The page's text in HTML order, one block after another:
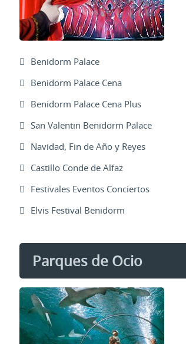
Benidorm Palace
Benidorm Palace Cena
Benidorm Palace Cena Plus
San Valentin Benidorm Palace
Navidad, Fin de Año y Reyes
Castillo Conde de Alfaz
Festivales Eventos Conciertos
Elvis Festival Benidorm
Parques de Ocio